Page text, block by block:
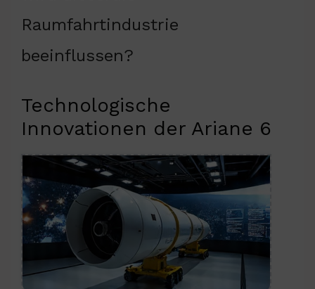
Raumfahrtindustrie
beeinflussen?
Technologische
Innovationen der Ariane 6